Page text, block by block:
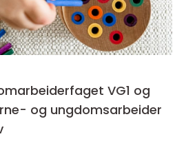
VG1 og
og ungdomsarbeider